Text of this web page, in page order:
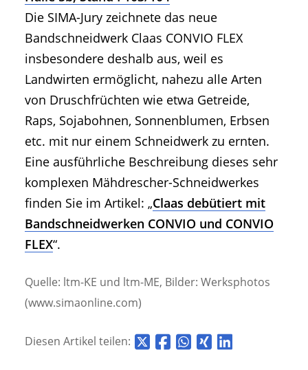
Die SIMA-Jury zeichnete das neue
Bandschneidwerk Claas CONVIO FLEX
insbesondere deshalb aus, weil es
Landwirten ermöglicht, nahezu alle Arten
von Druschfrüchten wie etwa Getreide,
Raps, Sojabohnen, Sonnenblumen, Erbsen
etc. mit nur einem Schneidwerk zu ernten.
Eine ausführliche Beschreibung dieses sehr
komplexen Mähdrescher-Schneidwerkes
finden Sie im Artikel: „Claas debütiert mit
Bandschneidwerken CONVIO und CONVIO
FLEX“.
Quelle: ltm-KE und ltm-ME, Bilder: Werksphotos
(www.simaonline.com)
Diesen Artikel teilen: